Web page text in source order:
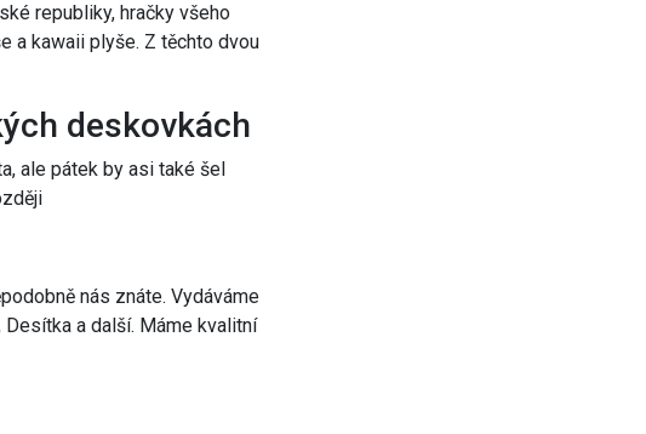
republiky, hračky všeho
a kawaii plyše. Z těchto dvou
deskovkách
ale pátek by asi také šel
nás znáte. Vydáváme
Desítka a další. Máme kvalitní